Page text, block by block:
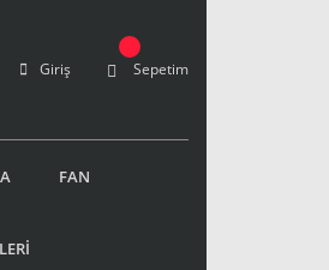
Giriş Sepetim
FAN